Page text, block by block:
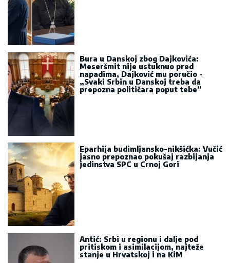
Bura u Danskoj zbog Dajkovića:
Meseršmit nije ustuknuo pred
napadima, Dajković mu poručio -
„Svaki Srbin u Danskoj treba da
prepozna političara poput tebe“
Eparhija budimljansko-nikšićka: Vučić
jasno prepoznao pokušaj razbijanja
jedinstva SPC u Crnoj Gori
Antić: Srbi u regionu i dalje pod
pritiskom i asimilacijom, najteže
stanje u Hrvatskoj i na KiM